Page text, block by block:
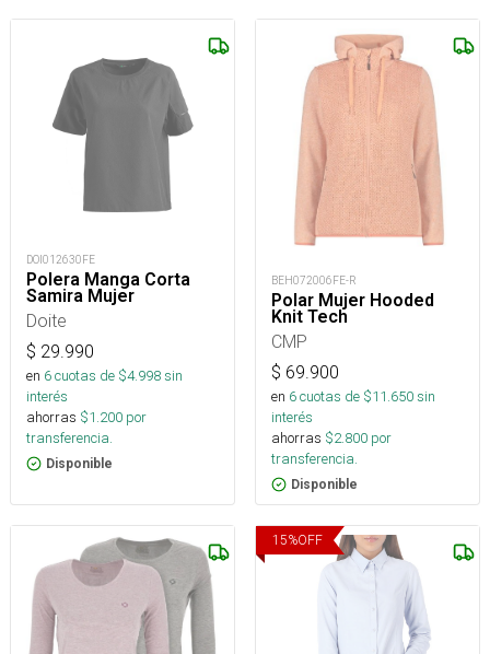
DOI012630FE
Polera Manga Corta
Samira Mujer
Doite
$ 29.990
en 6cuotas de $4.998sin
interés
ahorras $1.200 por
transferencia.
Disponible
BEH072006FE-R
Polar Mujer Hooded
Knit Tech
CMP
$ 69.900
en 6cuotas de $11.650sin
interés
ahorras $2.800 por
transferencia.
Disponible
15%OFF